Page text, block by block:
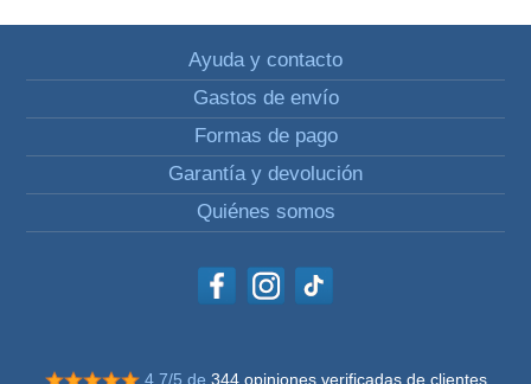
Ayuda y contacto
Gastos de envío
Formas de pago
Garantía y devolución
Quiénes somos
4.7/5 de 344 opiniones verificadas de clientes